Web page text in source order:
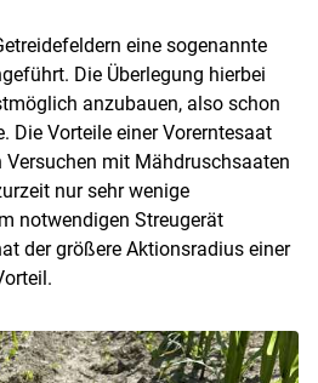
eine sogenannte
Die Überlegung hierbei
anzubauen, also schon
Die Vorteile einer Vorerntesaat
mit Mähdruschsaaten
nur sehr wenige
notwendigen Streugerät
der größere Aktionsradius einer